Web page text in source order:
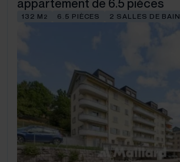
appartement de 6.5 pièces
132 M 2 6.5 PIÈCES 2 SALLES DE BAIN